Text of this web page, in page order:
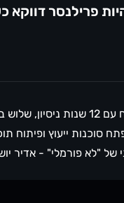
מה קורה כשמנהל פיתוח עם 12
סוכנות ייעוץ ופיתוח
"לא פורמלי" - אדיר